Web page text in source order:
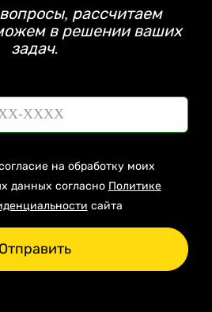
рассчитаем
в решении ваших
задач.
на обработку моих
данных согласно Политике
сайта
Отправить